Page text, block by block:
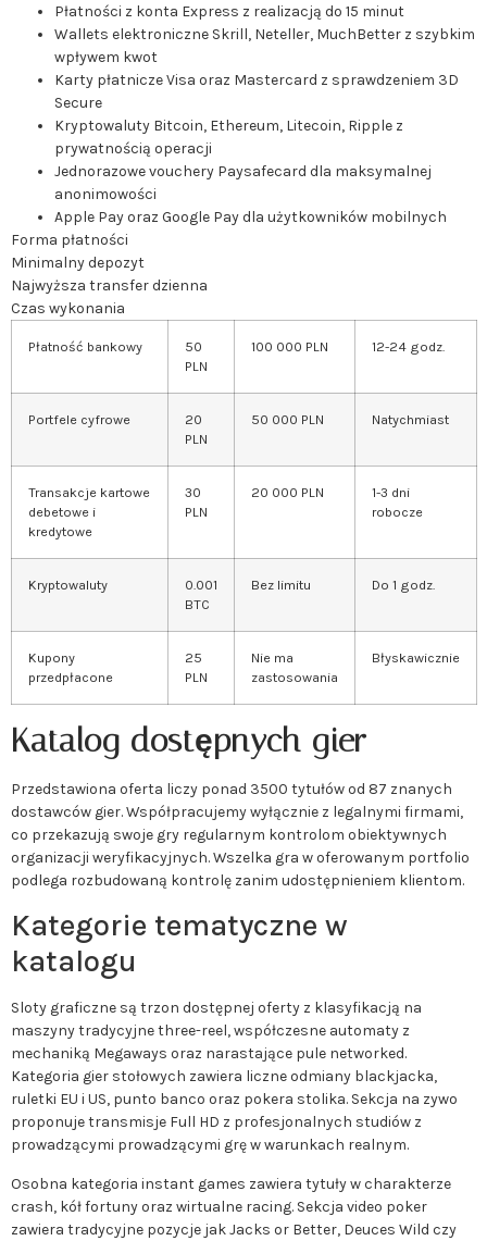
Płatności z konta Express z realizacją do 15 minut
Wallets elektroniczne Skrill, Neteller, MuchBetter z szybkim
wpływem kwot
Karty płatnicze Visa oraz Mastercard z sprawdzeniem 3D
Secure
Kryptowaluty Bitcoin, Ethereum, Litecoin, Ripple z
prywatnością operacji
Jednorazowe vouchery Paysafecard dla maksymalnej
anonimowości
Apple Pay oraz Google Pay dla użytkowników mobilnych
Forma płatności
Minimalny depozyt
Najwyższa transfer dzienna
Czas wykonania
Płatność bankowy
50
PLN
100 000 PLN 12-24 godz.
Portfele cyfrowe
20
PLN
50 000 PLN Natychmiast
Transakcje kartowe
debetowe i
kredytowe
30
PLN
20 000 PLN
1-3 dni
robocze
Kryptowaluty
0.001
BTC
Bez limitu Do 1 godz.
Kupony
przedpłacone
25
PLN
Nie ma
zastosowania
Błyskawicznie
Katalog dostępnych gier
Przedstawiona oferta liczy ponad 3500 tytułów od 87 znanych
dostawców gier. Współpracujemy wyłącznie z legalnymi firmami,
co przekazują swoje gry regularnym kontrolom obiektywnych
organizacji weryfikacyjnych. Wszelka gra w oferowanym portfolio
podlega rozbudowaną kontrolę zanim udostępnieniem klientom.
Kategorie tematyczne w
katalogu
Sloty graficzne są trzon dostępnej oferty z klasyfikacją na
maszyny tradycyjne three-reel, współczesne automaty z
mechaniką Megaways oraz narastające pule networked.
Kategoria gier stołowych zawiera liczne odmiany blackjacka,
ruletki EU i US, punto banco oraz pokera stolika. Sekcja na zywo
proponuje transmisje Full HD z profesjonalnych studiów z
prowadzącymi prowadzącymi grę w warunkach realnym.
Osobna kategoria instant games zawiera tytuły w charakterze
crash, kół fortuny oraz wirtualne racing. Sekcja video poker
zawiera tradycyjne pozycje jak Jacks or Better, Deuces Wild czy